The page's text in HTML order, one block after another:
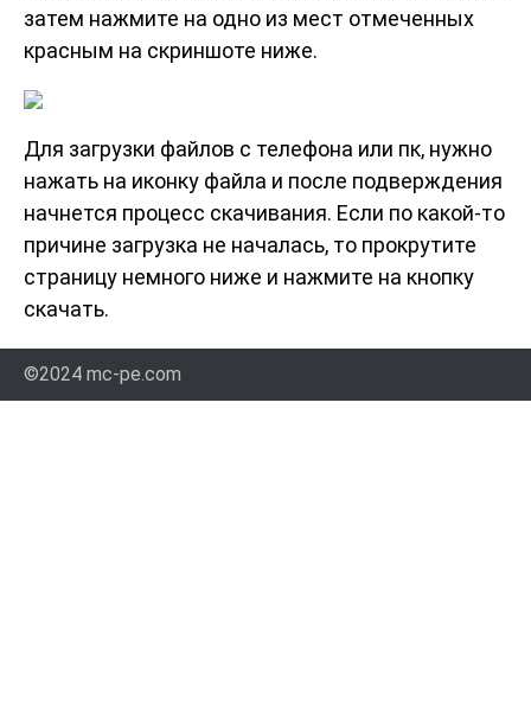
затем нажмите на одно из мест отмеченных
красным на скриншоте ниже.
Для загрузки файлов с телефона или пк, нужно
нажать на иконку файла и после подверждения
начнется процесс скачивания. Если по какой-то
причине загрузка не началась, то прокрутите
страницу немного ниже и нажмите на кнопку
скачать.
©2024 mc-pe.com